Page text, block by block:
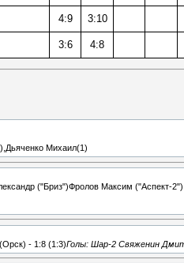
4:9 3:10
3:6 4:8
Михаил(1)
("Бриз")Фролов Максим ("Аспект-2")
- 1:8 (1:3)Голы: Шар-2 Свяженин